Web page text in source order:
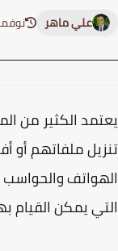
علي ماهر نوفمبر 27, 2025
الكثير من
ملفاتهم أو
والحواسب
يمكن القيام